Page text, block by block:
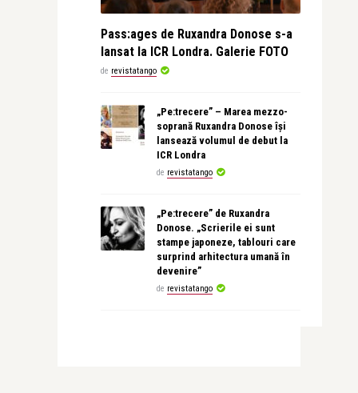
Pass:ages de Ruxandra Donose s-a
lansat la ICR Londra. Galerie FOTO
de revistatango
„Pe:trecere” – Marea mezzo-
soprană Ruxandra Donose își
lansează volumul de debut la
ICR Londra
de revistatango
„Pe:trecere” de Ruxandra
Donose. „Scrierile ei sunt
stampe japoneze, tablouri care
surprind arhitectura umană în
devenire”
de revistatango